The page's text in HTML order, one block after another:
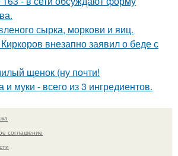
сырка, моркови и яиц.
внезапно заявил о беде с
щенок (ну почти!
и муки - всего из 3 ингредиентов.
соглашение